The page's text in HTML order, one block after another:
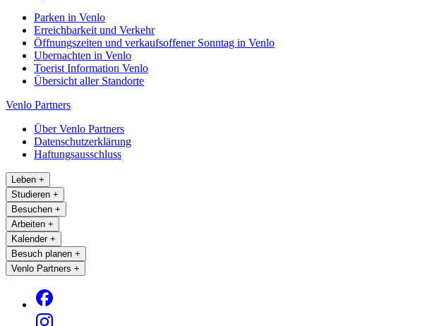
Parken in Venlo
Erreichbarkeit und Verkehr
Öffnungszeiten und verkaufsoffener Sonntag in Venlo
Ubernachten in Venlo
Toerist Information Venlo
Übersicht aller Standorte
Venlo Partners
Über Venlo Partners
Datenschutzerklärung
Haftungsausschluss
Leben +
Studieren +
Besuchen +
Arbeiten +
Kalender +
Besuch planen +
Venlo Partners +